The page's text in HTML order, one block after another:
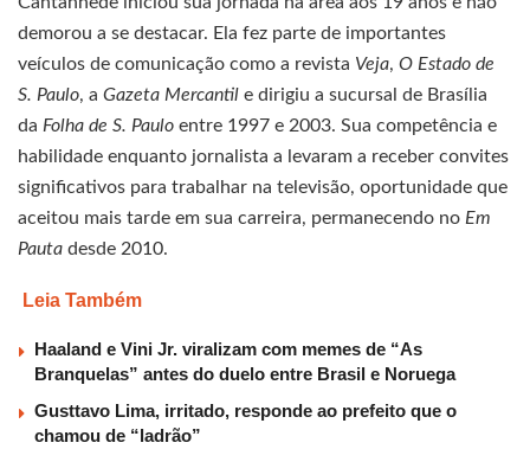
demorou a se destacar. Ela fez parte de importantes
veículos de comunicação como a revista Veja, O Estado de
S. Paulo, a Gazeta Mercantil e dirigiu a sucursal de Brasília
da Folha de S. Paulo entre 1997 e 2003. Sua competência e
habilidade enquanto jornalista a levaram a receber convites
significativos para trabalhar na televisão, oportunidade que
aceitou mais tarde em sua carreira, permanecendo no Em
Pauta desde 2010.
Leia Também
Haaland e Vini Jr. viralizam com memes de “As
Branquelas” antes do duelo entre Brasil e Noruega
Gusttavo Lima, irritado, responde ao prefeito que o
chamou de “ladrão”